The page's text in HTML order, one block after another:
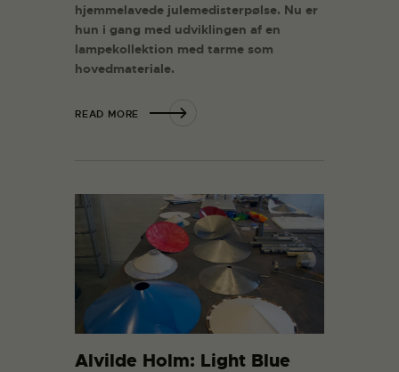
hjemmelavede julemedisterpølse. Nu er
hun i gang med udviklingen af en
lampekollektion med tarme som
hovedmateriale.
READ MORE
Alvilde Holm: Light Blue